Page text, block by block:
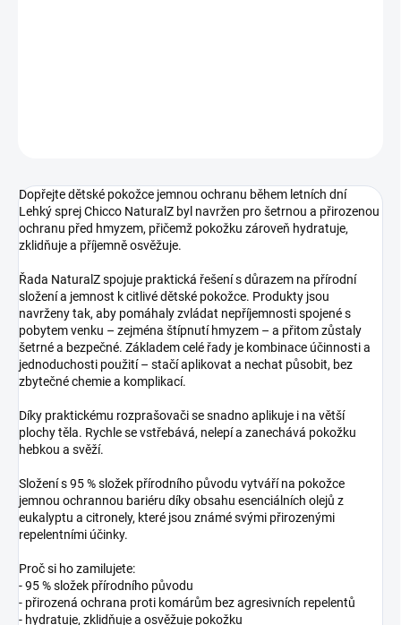
Dopřejte dětské pokožce jemnou ochranu během letních dní
Lehký sprej Chicco NaturalZ byl navržen pro šetrnou a přirozenou
ochranu před hmyzem, přičemž pokožku zároveň hydratuje,
zklidňuje a příjemně osvěžuje.
Řada NaturalZ spojuje praktická řešení s důrazem na přírodní
složení a jemnost k citlivé dětské pokožce. Produkty jsou
navrženy tak, aby pomáhaly zvládat nepříjemnosti spojené s
pobytem venku – zejména štípnutí hmyzem – a přitom zůstaly
šetrné a bezpečné. Základem celé řady je kombinace účinnosti a
jednoduchosti použití – stačí aplikovat a nechat působit, bez
zbytečné chemie a komplikací.
Díky praktickému rozprašovači se snadno aplikuje i na větší
plochy těla. Rychle se vstřebává, nelepí a zanechává pokožku
hebkou a svěží.
Složení s 95 % složek přírodního původu vytváří na pokožce
jemnou ochrannou bariéru díky obsahu esenciálních olejů z
eukalyptu a citronely, které jsou známé svými přirozenými
repelentními účinky.
Proč si ho zamilujete:
- 95 % složek přírodního původu
- přirozená ochrana proti komárům bez agresivních repelentů
- hydratuje, zklidňuje a osvěžuje pokožku